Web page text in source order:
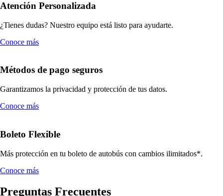
Atención Personalizada
¿Tienes dudas? Nuestro equipo está listo para ayudarte.
Conoce más
Métodos de pago seguros
Garantizamos la privacidad y protección de tus datos.
Conoce más
Boleto Flexible
Más protección en tu boleto de autobús con cambios ilimitados*.
Conoce más
Preguntas Frecuentes